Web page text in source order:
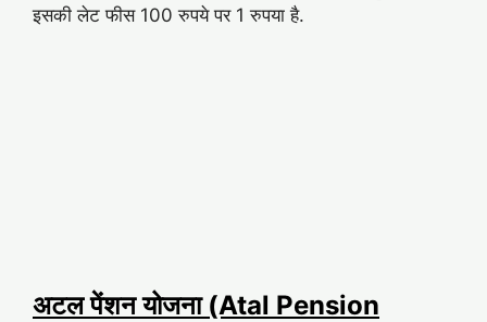
इसकी लेट फीस 100 रुपये पर 1 रुपया है.
अटल पेंशन योजना (Atal Pension